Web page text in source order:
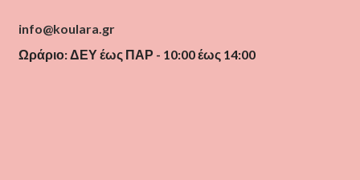
info@koulara.gr
Ωράριο: ΔΕΥ έως ΠΑΡ - 10:00 έως 14:00